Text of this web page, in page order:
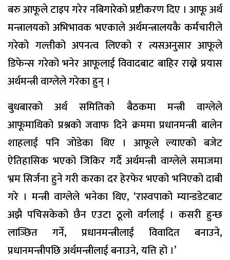
बरु आफूले टाइप गरेर नबिगारेको प्रष्टीकरण दिए । आफू अर्थ
मन्त्रालयको अभिभावक भएकाले अर्थमन्त्रालयकै कर्मचारीले
गरेको गल्तीको अपनत्व लिएको र त्यसअनुसार आफूले
डिफेन्स गरेको भनेर आफूलाई विवादबाट बाहिर राख्ने प्रयास
अर्थमन्त्री वाग्लेले गरेका हुन् ।
बुधबारको अर्थ समितिको बैठकमा मन्त्री वाग्लेले
आफूमाथिको प्रश्नको जवाफ दिने क्रममा प्रधानमन्त्री बालेन
शाहलाई पनि जोडेका थिए । आफूले ल्याएको बजेट
ऐतिहासिक भएको जिकिर गर्दै अर्थमन्त्री वाग्लेले समाजमा
भ्रम सिर्जना हुने गरी करका दर हेरफेर भएको भनिएको दाबी
गरे । मन्त्री वाग्लेले भनेका थिए, ‘रास्वपाको म्यान्डडेटबाट
अझै पचिसकेको छैन एउटा ठूलो वर्गलाई । कसरी हुन्छ
लाञ्छित गर्ने, प्रधानमन्त्रीलाई विवादित बनाउने,
प्रधानमन्त्रीपछि अर्थमन्त्रीलाई बनाउने, यत्ति हो ।’